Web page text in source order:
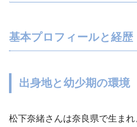
基本プロフィールと経歴
出身地と幼少期の環境
松下奈緒さんは奈良県で生ま